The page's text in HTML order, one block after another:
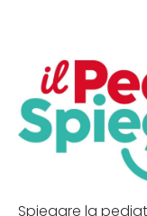
Spiegare la